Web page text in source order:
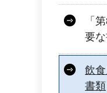
「
要
飲
書類